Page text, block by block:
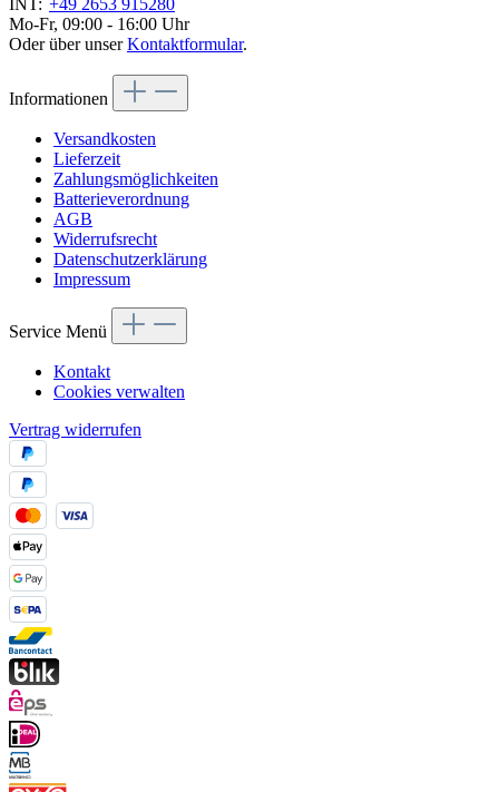
INT: +49 2653 915280
Mo-Fr, 09:00 - 16:00 Uhr
Oder über unserKontaktformular.
Informationen
Versandkosten
Lieferzeit
Zahlungsmöglichkeiten
Batterieverordnung
AGB
Widerrufsrecht
Datenschutzerklärung
Impressum
Service Menü
Kontakt
Cookies verwalten
Vertrag widerrufen